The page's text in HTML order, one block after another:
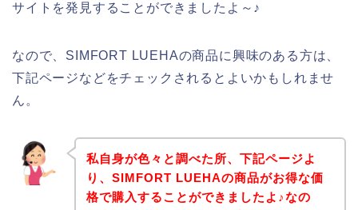
サイトを発見することができましたよ～♪
なので、SIMFORT LUEHAの商品に興味のある方は、
下記ページなどをチェックされるとよいかもしれませ
ん。
私自身が色々と調べた所、下記ページよ
り、SIMFORT LUEHAの商品がお得な価
格で購入することができましたよ♪なの